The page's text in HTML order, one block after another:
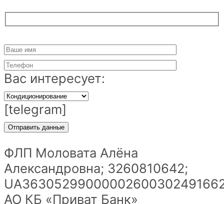
Вас интересует:
[telegram]
ФЛП Моловата Алёна
Александровна; 3260810642;
АО КБ «Приват Банк»